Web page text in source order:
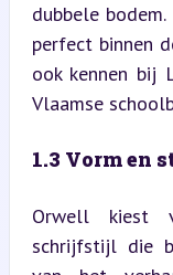
dubbele
perfect binnen
ook kennen bij
Vlaamse
1.3 Vorm en
Orwell kiest
schrijfstijl die